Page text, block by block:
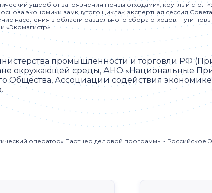
ущерб от загрязнения почвы отходами»; круглый
экономики замкнутого цикла»; экспертная сессия
населения в области раздельного сбора отходов. Пути
«Экомагистр».
промышленности и торговли РФ
окружающей среды, АНО «Национальные
Общества, Ассоциации содействия
оператор» Партнер деловой программы -